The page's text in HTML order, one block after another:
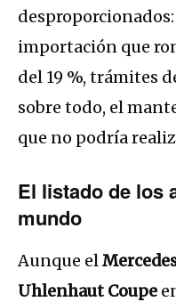
importación que
del 19 %, trámites
sobre todo, el
que no podría
El listado de los
mundo
Aunque el
Uhlenhaut Coupe